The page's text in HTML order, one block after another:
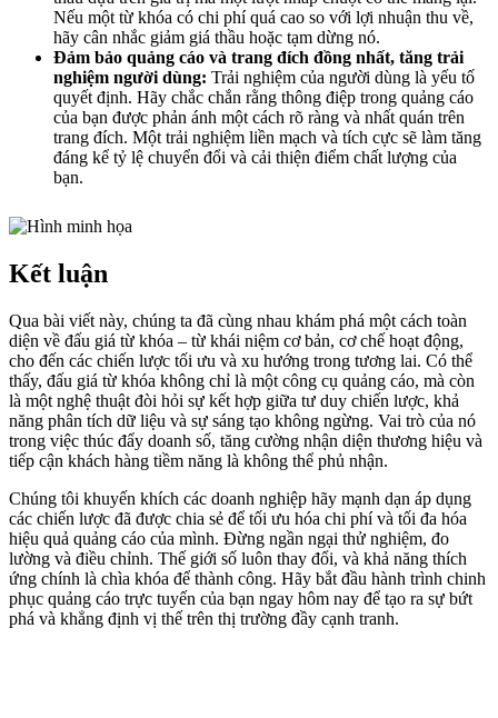
Nếu một từ khóa có chi phí quá cao so với lợi nhuận thu về,
hãy cân nhắc giảm giá thầu hoặc tạm dừng nó.
Đảm bảo quảng cáo và trang đích đồng nhất, tăng trải
nghiệm người dùng: Trải nghiệm của người dùng là yếu tố
quyết định. Hãy chắc chắn rằng thông điệp trong quảng cáo
của bạn được phản ánh một cách rõ ràng và nhất quán trên
trang đích. Một trải nghiệm liền mạch và tích cực sẽ làm tăng
đáng kể tỷ lệ chuyển đổi và cải thiện điểm chất lượng của
bạn.
Kết luận
Qua bài viết này, chúng ta đã cùng nhau khám phá một cách toàn
diện về đấu giá từ khóa – từ khái niệm cơ bản, cơ chế hoạt động,
cho đến các chiến lược tối ưu và xu hướng trong tương lai. Có thể
thấy, đấu giá từ khóa không chỉ là một công cụ quảng cáo, mà còn
là một nghệ thuật đòi hỏi sự kết hợp giữa tư duy chiến lược, khả
năng phân tích dữ liệu và sự sáng tạo không ngừng. Vai trò của nó
trong việc thúc đẩy doanh số, tăng cường nhận diện thương hiệu và
tiếp cận khách hàng tiềm năng là không thể phủ nhận.
Chúng tôi khuyến khích các doanh nghiệp hãy mạnh dạn áp dụng
các chiến lược đã được chia sẻ để tối ưu hóa chi phí và tối đa hóa
hiệu quả quảng cáo của mình. Đừng ngần ngại thử nghiệm, đo
lường và điều chỉnh. Thế giới số luôn thay đổi, và khả năng thích
ứng chính là chìa khóa để thành công. Hãy bắt đầu hành trình chinh
phục quảng cáo trực tuyến của bạn ngay hôm nay để tạo ra sự bứt
phá và khẳng định vị thế trên thị trường đầy cạnh tranh.